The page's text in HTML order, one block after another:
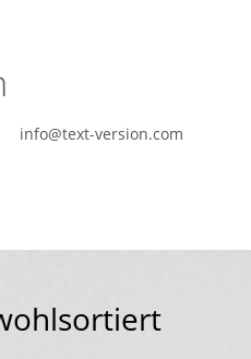
info@text-version.com